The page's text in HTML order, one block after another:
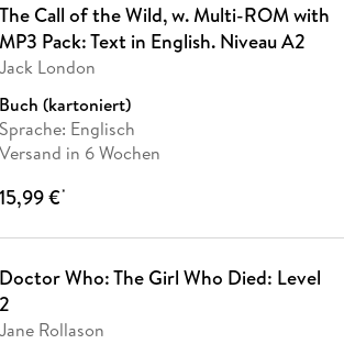
The Call of the Wild, w. Multi-ROM with
MP3 Pack: Text in English. Niveau A2
Jack London
Buch (kartoniert)
Sprache: Englisch
Versand in 6 Wochen
15,99 €*
Doctor Who: The Girl Who Died: Level
2
Jane Rollason